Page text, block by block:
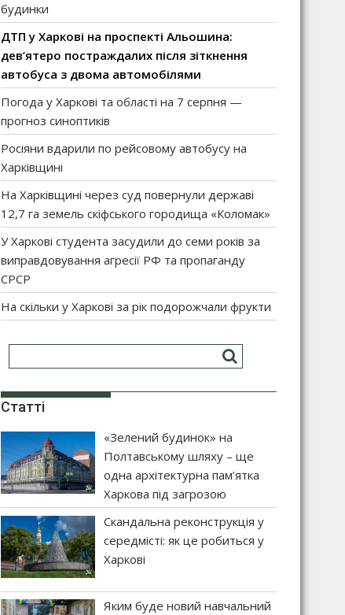
будинки
ДТП у Харкові на проспекті Альошина:
дев’ятеро постраждалих після зіткнення
автобуса з двома автомобілями
Погода у Харкові та області на 7 серпня —
прогноз синоптиків
Росіяни вдарили по рейсовому автобусу на
Харківщині
На Харківщині через суд повернули державі
12,7 га земель скіфського городища «Коломак»
У Харкові студента засудили до семи років за
виправдовування агресії РФ та пропаганду
СРСР
На скільки у Харкові за рік подорожчали фрукти
Статті
«Зелений будинок» на
Полтавському шляху – ще
одна архітектурна пам’ятка
Харкова під загрозою
Скандальна реконструкція у
середмісті: як це робиться у
Харкові
Яким буде новий навчальний